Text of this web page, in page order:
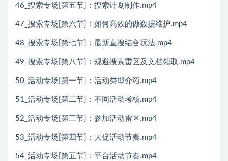
46_搜索专场[第五节]：搜索计划制作.mp4
47_搜索专场[第六节]：如何高效的做数据维护.mp4
48_搜索专场[第七节]：最新直搜结合玩法.mp4
49_搜索专场[第八节]：规避搜索雷区及文档领取.mp4
50_活动专场[第一节]：活动类型介绍.mp4
51_活动专场[第二节]：不同活动考核.mp4
52_活动专场[第三节]：参加活动雷区.mp4
53_活动专场[第四节]：大促活动节奏.mp4
54_活动专场[第五节]：平台活动节奏.mp4